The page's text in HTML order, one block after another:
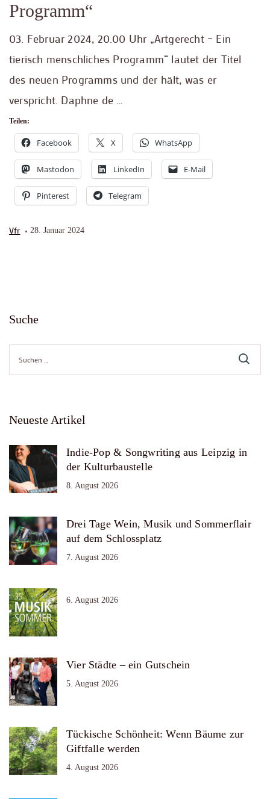
Programm“
03. Februar 2024, 20.00 Uhr „Artgerecht – Ein
tierisch menschliches Programm“ lautet der Titel
des neuen Programms und der hält, was er
verspricht. Daphne de …
Teilen:
Facebook X WhatsApp
Mastodon LinkedIn E-Mail
Pinterest Telegram
Vfr 28. Januar 2024
Suche
nach:
Neueste Artikel
Indie-Pop & Songwriting aus Leipzig in
der Kulturbaustelle
8. August 2026
Drei Tage Wein, Musik und Sommerflair
auf dem Schlossplatz
7. August 2026
6. August 2026
Vier Städte – ein Gutschein
5. August 2026
Tückische Schönheit: Wenn Bäume zur
Giftfalle werden
4. August 2026